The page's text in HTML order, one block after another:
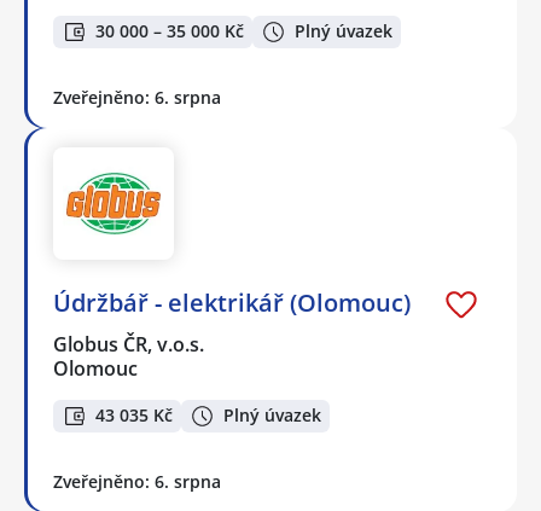
30 000 – 35 000 Kč Plný úvazek
Zveřejněno: 6. srpna
Údržbář - elektrikář (Olomouc)
Globus ČR, v.o.s.
Olomouc
43 035 Kč Plný úvazek
Zveřejněno: 6. srpna